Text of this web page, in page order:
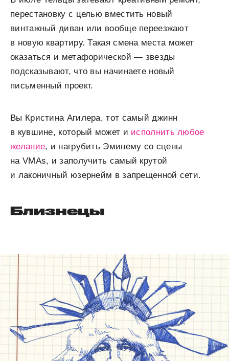
перестановку с целью вместить новый
винтажный диван или вообще переезжают
в новую квартиру. Такая смена места может
оказаться и метафорической — звезды
подсказывают, что вы начинаете новый
письменный проект.
Вы Кристина Агилера, тот самый джинн
в кувшине, который может и исполнить любое
желание, и нагрубить Эминему со сцены
на VMAs, и заполучить самый крутой
и лаконичный юзернейм в запрещенной сети.
Близнецы